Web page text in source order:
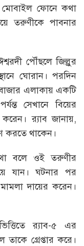
মোবাইল ফোনে কথা
তরুণীকে পাবনার
পৌঁছলে জিল্লুর
ঘোরান। পরদিন
এলাকায় একটি
সেখানে বিয়ের
র‌্যাব জানায়,
করতে থাকেন।
বলে ওই তরুণীর
যান। ঘটনার পর
দায়ের করেন।
র‌্যাব-৫ এর
গ্রেপ্তার করে।